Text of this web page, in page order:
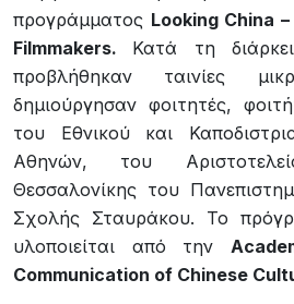
προγράμματος LookingChina
Filmmakers. Κατά τη
προβλήθηκαν ταινίες
δημιούργησαν φοιτητές,
του Εθνικού και
Αθηνών, του
Θεσσαλονίκης του
Σχολής Σταυράκου. Το
υλοποιείται από την
Communication of Chinese